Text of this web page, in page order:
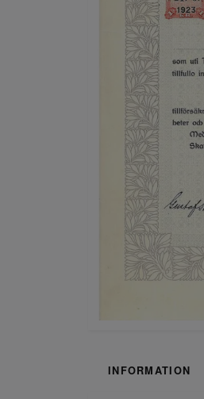
INFORMATION